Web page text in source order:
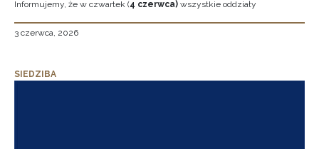
Informujemy, że w czwartek (4 czerwca) wszystkie oddziały
3 czerwca, 2026
SIEDZIBA